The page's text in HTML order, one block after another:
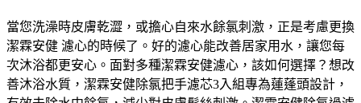
當您洗澡時皮膚乾澀，或擔心自來水餘氯刺激，正是考慮更換
潔霖安健 濾心的時候了。好的濾心能改善居家用水，讓您每
次沐浴都更安心。面對多種潔霖安健濾心，該如何選擇？想改
善沐浴水質，潔霖安健除氯把手濾芯3入組專為蓮蓬頭設計，